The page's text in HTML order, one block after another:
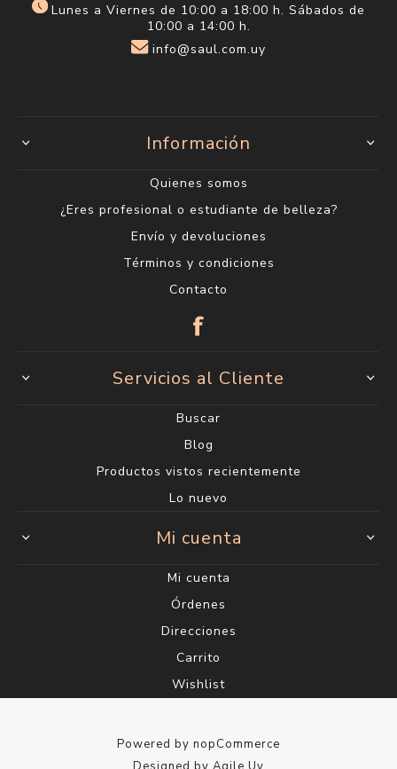
Lunes a Viernes de 10:00 a 18:00 h. Sábados de
10:00 a 14:00 h.
info@saul.com.uy
Información
Quienes somos
¿Eres profesional o estudiante de belleza?
Envío y devoluciones
Términos y condiciones
Contacto
Servicios al Cliente
Buscar
Blog
Productos vistos recientemente
Lo nuevo
Mi cuenta
Mi cuenta
Órdenes
Direcciones
Carrito
Wishlist
Powered by nopCommerce